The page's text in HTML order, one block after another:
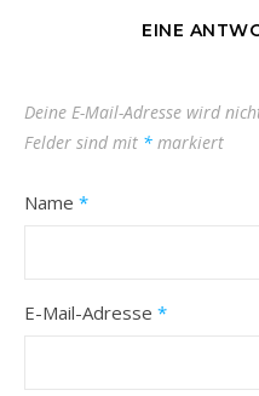
EINE
Deine E-Mail-Adresse wird
Felder sind mit * markiert
Name *
E-Mail-Adresse *